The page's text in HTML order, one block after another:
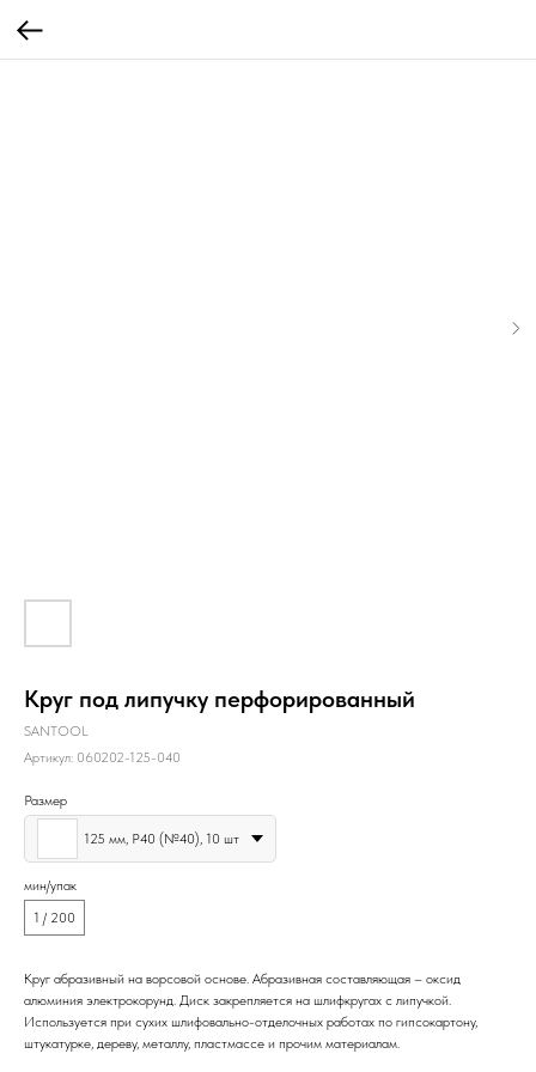
Круг под липучку перфорированный
SANTOOL
Артикул: 060202-125-040
Размер
125 мм, P40 (№40), 10 шт
мин/упак
1 / 200
Круг абразивный на ворсовой основе. Абразивная составляющая – оксид
алюминия электрокорунд. Диск закрепляется на шлифкругах с липучкой.
Используется при сухих шлифовально-отделочных работах по гипсокартону,
штукатурке, дереву, металлу, пластмассе и прочим материалам.